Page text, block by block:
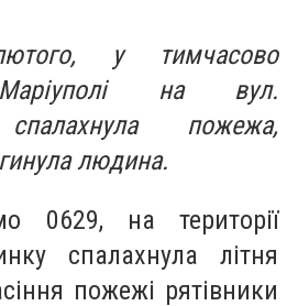
у тимчасово
на вул.
спалахнула пожежа,
людина.
0629, на території
спалахнула літня
пожежі рятівники